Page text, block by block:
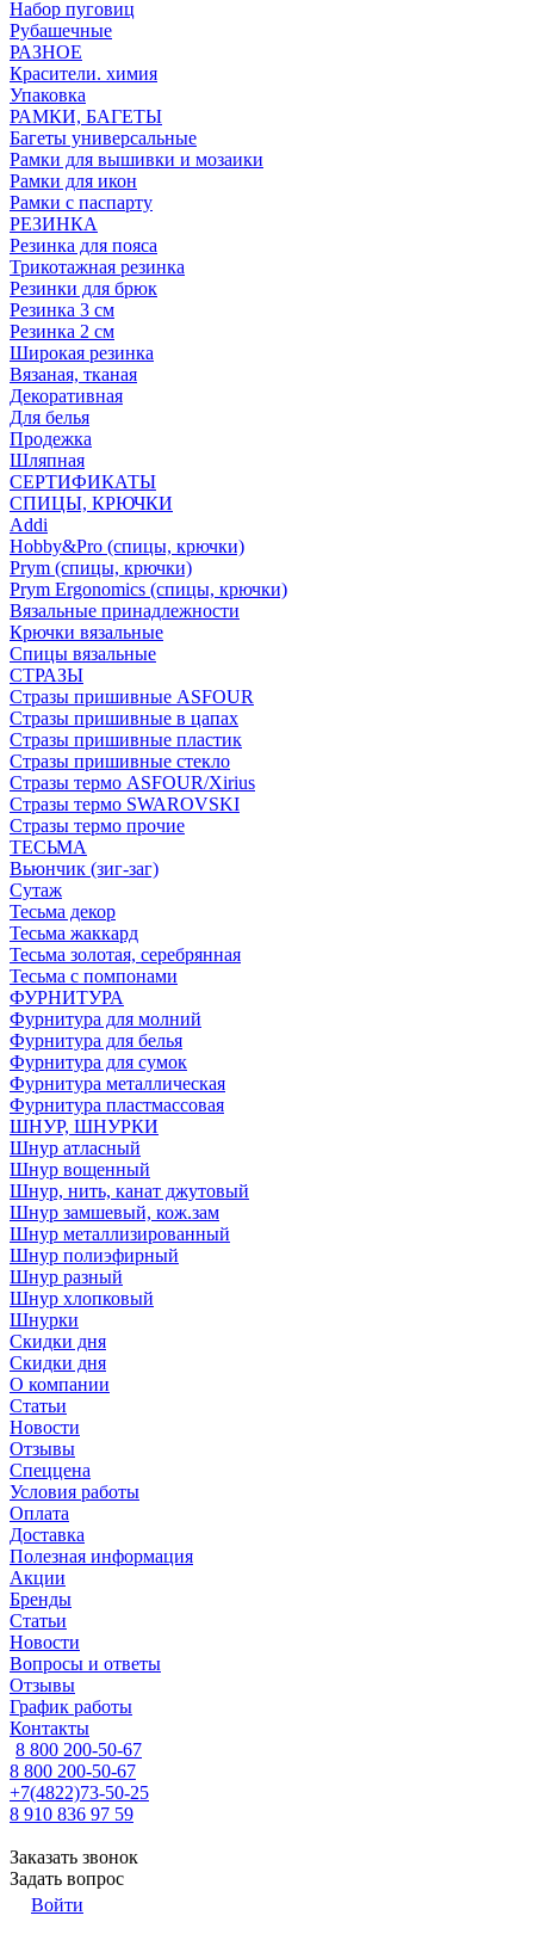
Набор пуговиц
Рубашечные
РАЗНОЕ
Красители. химия
Упаковка
РАМКИ, БАГЕТЫ
Багеты универсальные
Рамки для вышивки и мозаики
Рамки для икон
Рамки с паспарту
РЕЗИНКА
Резинка для пояса
Трикотажная резинка
Резинки для брюк
Резинка 3 см
Резинка 2 см
Широкая резинка
Вязаная, тканая
Декоративная
Для белья
Продежка
Шляпная
СЕРТИФИКАТЫ
СПИЦЫ, КРЮЧКИ
Addi
Hobby&Pro (спицы, крючки)
Prym (спицы, крючки)
Prym Ergonomics (спицы, крючки)
Вязальные принадлежности
Крючки вязальные
Спицы вязальные
СТРАЗЫ
Стразы пришивные ASFOUR
Стразы пришивные в цапах
Стразы пришивные пластик
Стразы пришивные стекло
Стразы термо ASFOUR/Xirius
Стразы термо SWAROVSKI
Стразы термо прочие
ТЕСЬМА
Вьюнчик (зиг-заг)
Сутаж
Тесьма декор
Тесьма жаккард
Тесьма золотая, серебрянная
Тесьма с помпонами
ФУРНИТУРА
Фурнитура для молний
Фурнитура для белья
Фурнитура для сумок
Фурнитура металлическая
Фурнитура пластмассовая
ШНУР, ШНУРКИ
Шнур атласный
Шнур вощенный
Шнур, нить, канат джутовый
Шнур замшевый, кож.зам
Шнур металлизированный
Шнур полиэфирный
Шнур разный
Шнур хлопковый
Шнурки
Скидки дня
Скидки дня
О компании
Статьи
Новости
Отзывы
Спеццена
Условия работы
Оплата
Доставка
Полезная информация
Акции
Бренды
Статьи
Новости
Вопросы и ответы
Отзывы
График работы
Контакты
8 800 200-50-67
8 800 200-50-67
+7(4822)73-50-25
8 910 836 97 59
Заказать звонок
Задать вопрос
Войти